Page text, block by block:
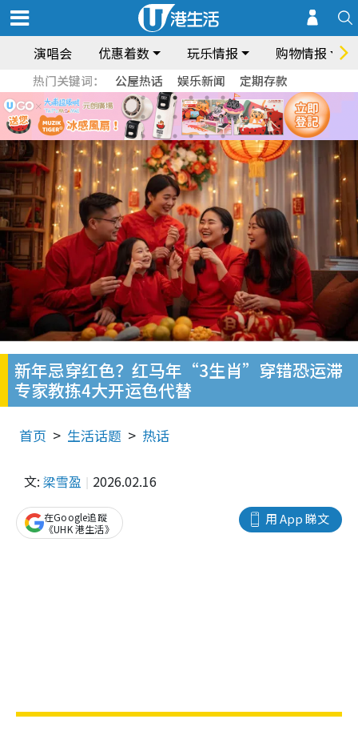
演唱会 优惠着数 玩乐情报 购物情报
热门关键词： 公屋热话 娱乐新闻 定期存款
新年忌穿红色？红马年“3生肖”穿错恐运滞
专家教拣4大开运色代替
首页 生活话题 热话
文: 梁雪盈 2026.02.16
用 App 睇文
在Google追蹤
《UHK 港生活》